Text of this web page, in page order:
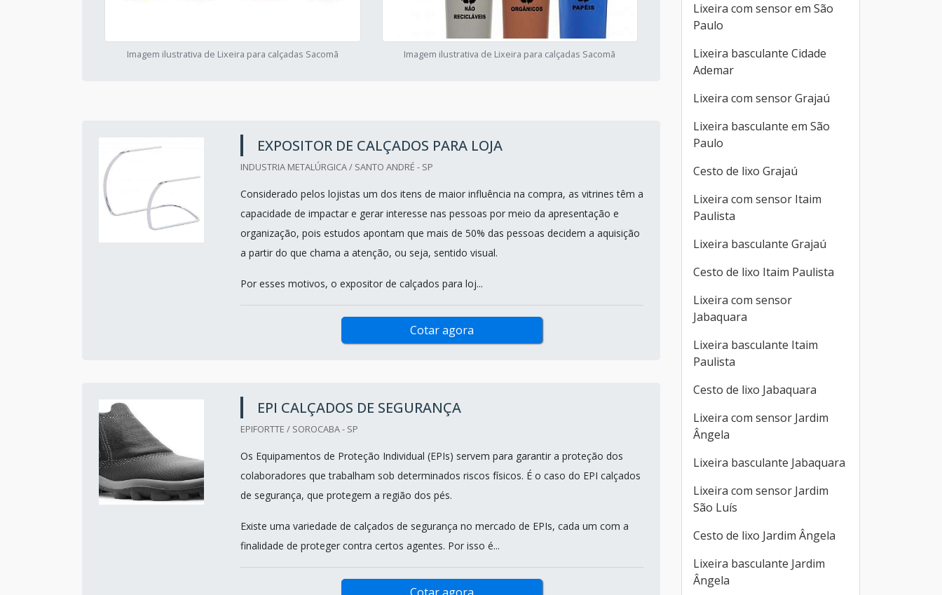
Imagem ilustrativa de Lixeira para calçadas Sacomã Imagem ilustrativa de Lixeira para calçadas Sacomã
EXPOSITOR DE CALÇADOS PARA LOJA
INDUSTRIA METALÚRGICA / SANTO ANDRÉ - SP
Considerado pelos lojistas um dos itens de maior influência na compra, as vitrines têm a
capacidade de impactar e gerar interesse nas pessoas por meio da apresentação e
organização, pois estudos apontam que mais de 50% das pessoas decidem a aquisição
a partir do que chama a atenção, ou seja, sentido visual.
Por esses motivos, o expositor de calçados para loj...
Cotar agora
EPI CALÇADOS DE SEGURANÇA
EPIFORTTE / SOROCABA - SP
Os Equipamentos de Proteção Individual (EPIs) servem para garantir a proteção dos
colaboradores que trabalham sob determinados riscos físicos. É o caso do EPI calçados
de segurança, que protegem a região dos pés.
Existe uma variedade de calçados de segurança no mercado de EPIs, cada um com a
finalidade de proteger contra certos agentes. Por isso é...
Lixeira com sensor em São
Paulo
Lixeira basculante Cidade
Ademar
Lixeira com sensor Grajaú
Lixeira basculante em São
Paulo
Cesto de lixo Grajaú
Lixeira com sensor Itaim
Paulista
Lixeira basculante Grajaú
Cesto de lixo Itaim Paulista
Lixeira com sensor
Jabaquara
Lixeira basculante Itaim
Paulista
Cesto de lixo Jabaquara
Lixeira com sensor Jardim
Ângela
Lixeira basculante Jabaquara
Lixeira com sensor Jardim
São Luís
Cesto de lixo Jardim Ângela
Lixeira basculante Jardim
Ângela